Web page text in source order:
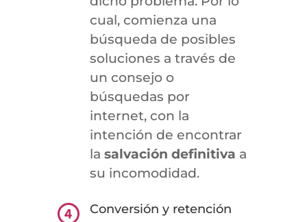
cual, comienza una
búsqueda de posibles
soluciones a través de
un consejo o
búsquedas por
internet, con la
intención de encontrar
la salvación definitiva a
su incomodidad.
Conversión y retención